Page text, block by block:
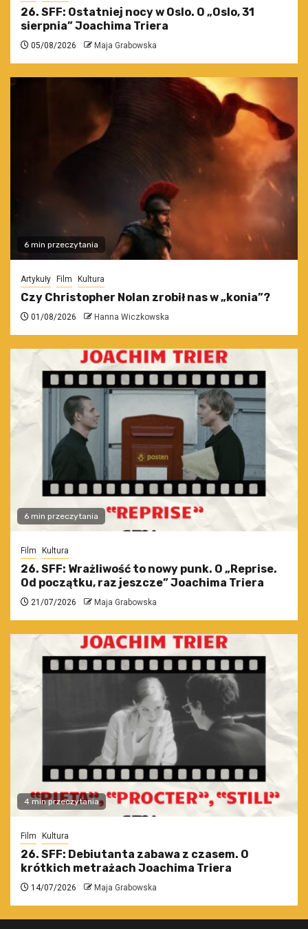
26. SFF: Ostatniej nocy w Oslo. O „Oslo, 31
sierpnia” Joachima Triera
05/08/2026 Maja Grabowska
6 min przeczytania
Artykuły Film Kultura
Czy Christopher Nolan zrobił nas w „konia”?
01/08/2026 Hanna Wiczkowska
6 min przeczytania
Film Kultura
26. SFF: Wrażliwość to nowy punk. O „Reprise.
Od początku, raz jeszcze” Joachima Triera
21/07/2026 Maja Grabowska
4 min przeczytania
Film Kultura
26. SFF: Debiutanta zabawa z czasem. O
krótkich metrażach Joachima Triera
14/07/2026 Maja Grabowska